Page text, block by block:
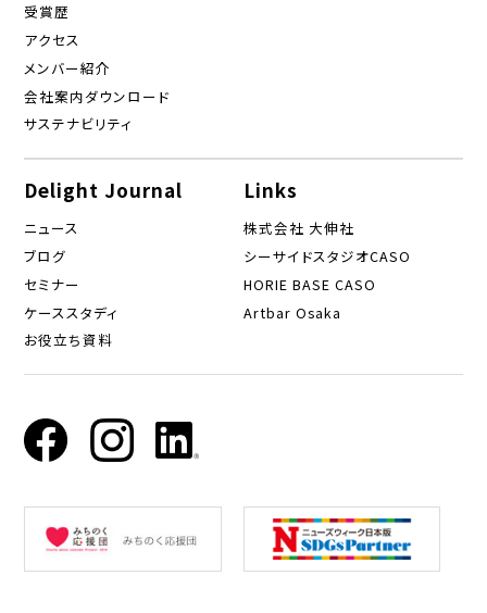
受賞歴
アクセス
メンバー紹介
会社案内ダウンロード
サステナビリティ
Delight Journal
ニュース
ブログ
セミナー
ケーススタディ
お役立ち資料
Links
株式会社 大伸社
シーサイドスタジオCASO
HORIE BASE CASO
Artbar Osaka